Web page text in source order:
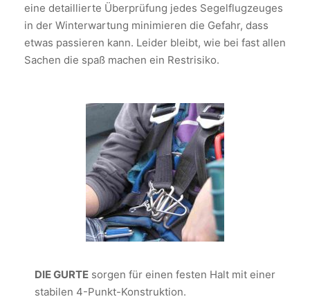
eine detaillierte Überprüfung jedes Segelflugzeuges
in der Winterwartung minimieren die Gefahr, dass
etwas passieren kann. Leider bleibt, wie bei fast allen
Sachen die spaß machen ein Restrisiko.
DIE GURTE sorgen für einen festen Halt mit einer
stabilen 4-Punkt-Konstruktion.